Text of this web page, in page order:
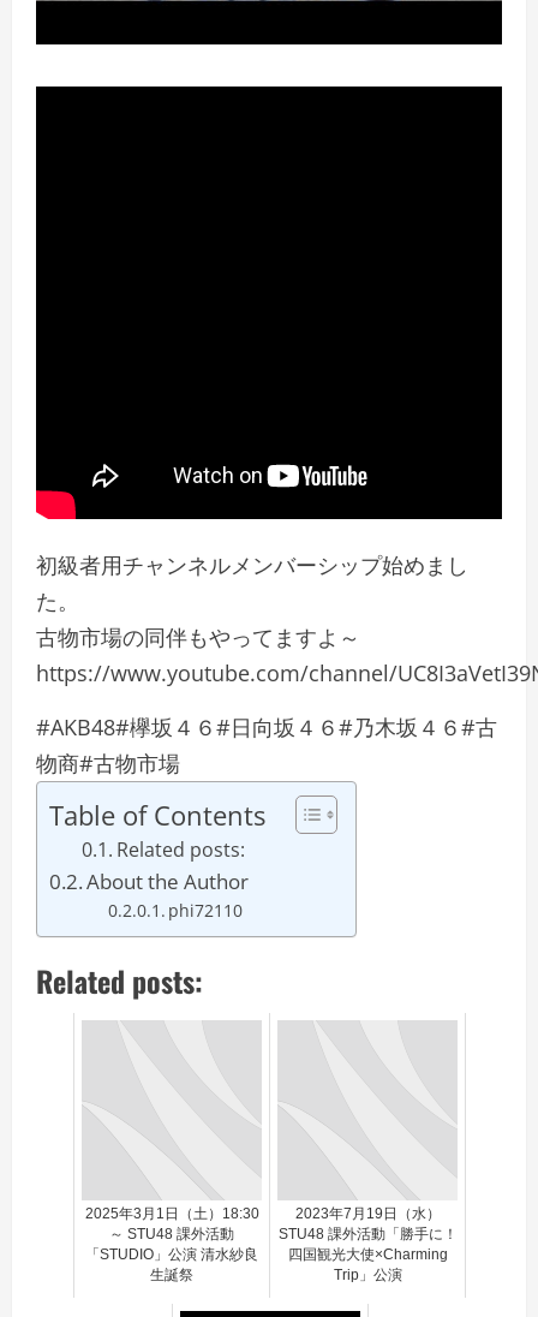
初級者用チャンネルメンバーシップ始めまし
た。
古物市場の同伴もやってますよ～
https://www.youtube.com/channel/
#AKB48#欅坂４６#日向坂４６#乃木坂４６#古
物商#古物市場
Table of Contents
Related posts:
About the Author
phi72110
Related posts:
2025年3月1日（土）18:30
～ STU48 課外活動
「STUDIO」公演 清水紗良
生誕祭
2023年7月19日（水）
STU48 課外活動「勝手に！
四国観光大使×Charming
Trip」公演